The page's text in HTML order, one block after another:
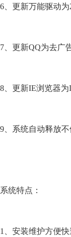
6、更新万能驱动
7、更新QQ为去广
8、更新IE浏览器为
9、系统自动释放
系统特点：
1、安装维护方便快